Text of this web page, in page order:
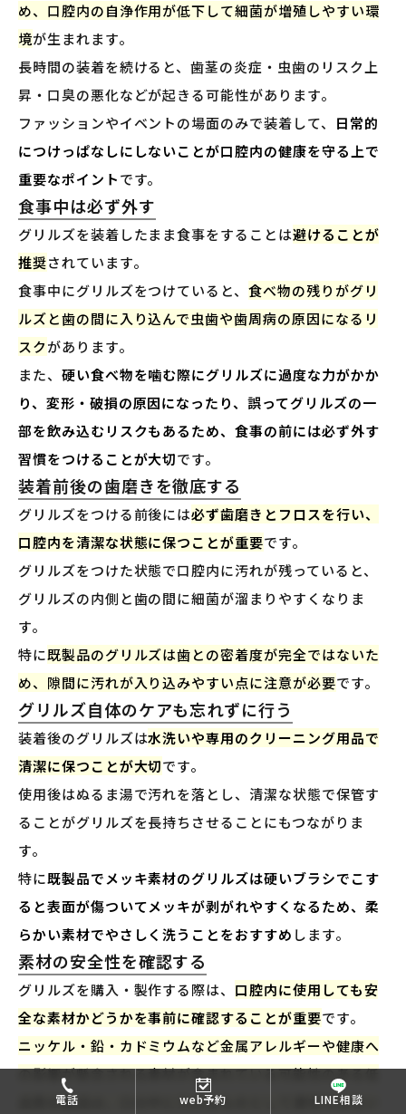
電話 web予約 LINE相談
め、口腔内の自浄作用が低下して細菌が増殖しやすい環
境が生まれます。
長時間の装着を続けると、歯茎の炎症・虫歯のリスク上
昇・口臭の悪化などが起きる可能性があります。
ファッションやイベントの場面のみで装着して、
日常的
につけっぱなしにしないことが口腔内の健康を守る上で
重要なポイントです。
食事中は必ず外す
グリルズを装着したまま食事をすることは避けることが
推奨されています。
食事中にグリルズをつけていると、 食べ物の残りがグリ
ルズと歯の間に入り込んで虫歯や歯周病の原因になるリ
スクがあります。
また、 硬い食べ物を噛む際にグリルズに過度な力がかか
り、変形・破損の原因になったり、誤ってグリルズの一
部を飲み込むリスクもあるため、食事の前には必ず外す
習慣をつけることが大切です。
装着前後の歯磨きを徹底する
グリルズをつける前後には必ず歯磨きとフロスを行い、
口腔内を清潔な状態に保つことが重要です。
グリルズをつけた状態で口腔内に汚れが残っていると、
グリルズの内側と歯の間に細菌が溜まりやすくなりま
す。
特に既製品のグリルズは歯との密着度が完全ではないた
め、隙間に汚れが入り込みやすい点に注意が必要です。
グリルズ自体のケアも忘れずに行う
装着後のグリルズは水洗いや専用のクリーニング用品で
清潔に保つことが大切です。
使用後はぬるま湯で汚れを落とし、清潔な状態で保管す
ることがグリルズを長持ちさせることにもつながりま
す。
特に既製品でメッキ素材のグリルズは硬いブラシでこす
ると表面が傷ついてメッキが剥がれやすくなるため、柔
らかい素材でやさしく洗うことをおすすめ します。
素材の安全性を確認する
グリルズを購入・製作する際は、 口腔内に使用しても安
全な素材かどうかを事前に確認することが重要です。
ニッケル・鉛・カドミウムなど金属アレルギーや健康へ
の影響が懸念される素材が含まれている可能性のある低
品質の製品は、口の中に入れるものとして適切ではない